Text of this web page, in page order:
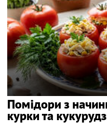
Помідори з
курки та